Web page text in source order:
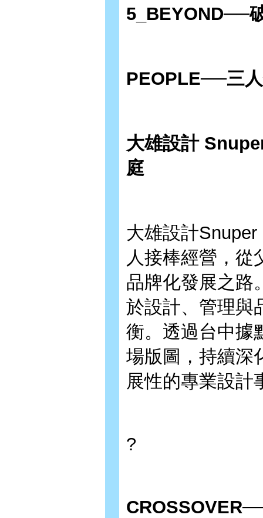
5_BEYOND──
PEOPLE──三
大雄設計
庭
大雄設計
人接棒經營，從
品牌化發展之路
於設計、管理與
衡。透過台中據
場版圖，持續深
展性的專業設計
?
CROSSOVER